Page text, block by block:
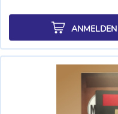
ANMELDEN